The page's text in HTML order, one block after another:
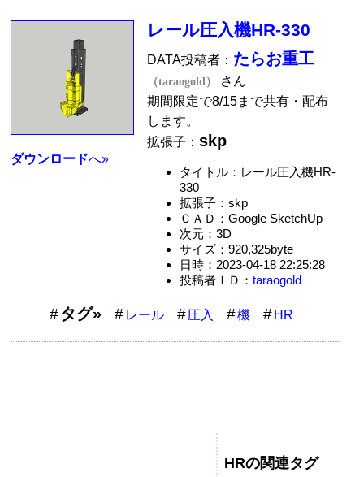
ダウンロードへ»
レール圧入機HR-330
DATA投稿者： たらお重工
（taraogold）
さん
期間限定で8/15まで共有・配布
します。
拡張子：skp
タイトル：レール圧入機HR-
330
拡張子：skp
ＣＡＤ：Google SketchUp
次元：3D
サイズ：920,325byte
日時：2023-04-18 22:25:28
投稿者ＩＤ： taraogold
タグ» レール 圧入 機 HR
HRの関連タグ